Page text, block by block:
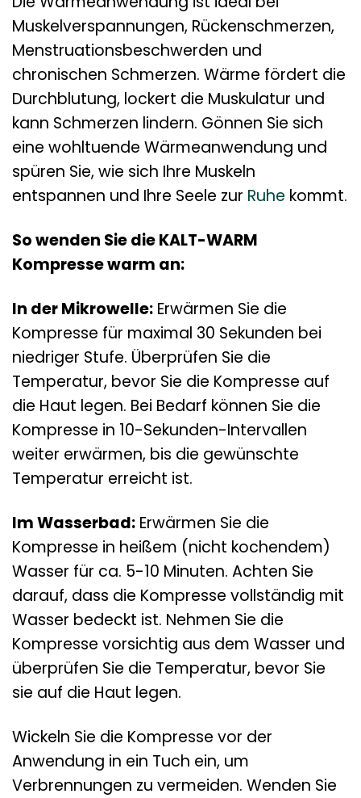
Muskelverspannungen, Rückenschmerzen,
Menstruationsbeschwerden und
chronischen Schmerzen. Wärme fördert die
Durchblutung, lockert die Muskulatur und
kann Schmerzen lindern. Gönnen Sie sich
eine wohltuende Wärmeanwendung und
spüren Sie, wie sich Ihre Muskeln
entspannen und Ihre Seele zur Ruhe kommt.
So wenden Sie die KALT-WARM
Kompresse warm an:
In der Mikrowelle: Erwärmen Sie die
Kompresse für maximal 30 Sekunden bei
niedriger Stufe. Überprüfen Sie die
Temperatur, bevor Sie die Kompresse auf
die Haut legen. Bei Bedarf können Sie die
Kompresse in 10-Sekunden-Intervallen
weiter erwärmen, bis die gewünschte
Temperatur erreicht ist.
Im Wasserbad: Erwärmen Sie die
Kompresse in heißem (nicht kochendem)
Wasser für ca. 5-10 Minuten. Achten Sie
darauf, dass die Kompresse vollständig mit
Wasser bedeckt ist. Nehmen Sie die
Kompresse vorsichtig aus dem Wasser und
überprüfen Sie die Temperatur, bevor Sie
sie auf die Haut legen.
Wickeln Sie die Kompresse vor der
Anwendung in ein Tuch ein, um
Verbrennungen zu vermeiden. Wenden Sie